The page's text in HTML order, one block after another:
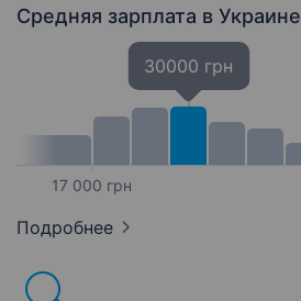
нові навички керування
електронавантажувачем,…
Средняя зарплата в Украине
17 000 грн
30000 грн
Подробнее